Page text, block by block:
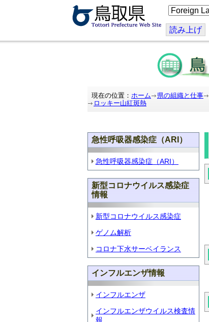
こ
の
ジ
を
翻
訳
す
る
読み上げ
現在の位置： ホーム 県の組織と仕事
ロッキー山紅斑熱
急性呼吸器感染症（ARI）
急性呼吸器感染症（ARI）
新型コロナウイルス感染症
情報
新型コロナウイルス感染症
ゲノム解析
コロナ下水サーベイランス
インフルエンザ情報
インフルエンザ
インフルエンザウイルス検査情
報